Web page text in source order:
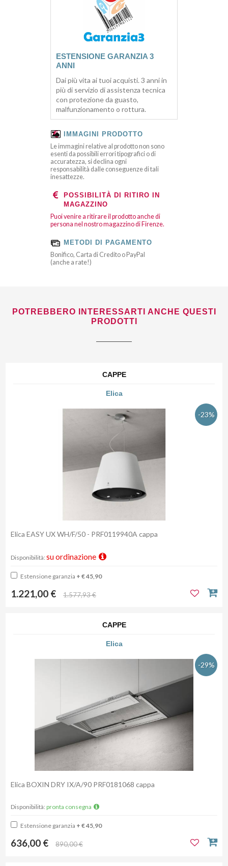
ESTENSIONE GARANZIA 3
ANNI
Dai più vita ai tuoi acquisti. 3 anni in
più di servizio di assistenza tecnica
con protezione da guasto,
malfunzionamento o rottura.
IMMAGINI PRODOTTO
Le immagini relative al prodotto non sono
esenti da possibili errori tipografici o di
accuratezza, si declina ogni
responsabilità dalle conseguenze di tali
inesattezze.
POSSIBILITÀ DI RITIRO IN
MAGAZZINO
Puoi venire a ritirare il prodotto anche di
persona nel nostro magazzino di Firenze.
METODI DI PAGAMENTO
Bonifico, Carta di Credito o PayPal
(anche a rate!)
POTREBBERO INTERESSARTI ANCHE QUESTI
PRODOTTI
CAPPE
Elica
-23%
Elica EASY UX WH/F/50 - PRF0119940A cappa
Disponibilità: su ordinazione
Estensione garanzia + € 45,90
1.221,00 € 1.577,93 €
CAPPE
Elica
-29%
Elica BOXIN DRY IX/A/90 PRF0181068 cappa
Disponibilità: pronta consegna
Estensione garanzia + € 45,90
636,00 € 890,00 €